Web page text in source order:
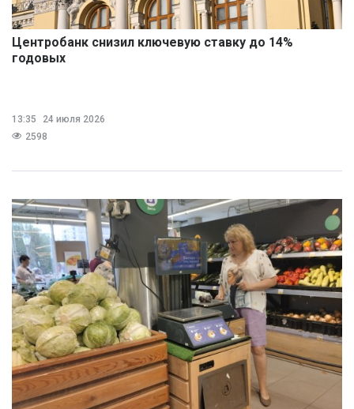
Центробанк снизил ключевую ставку до 14%
годовых
13:35
24 июля 2026
2598